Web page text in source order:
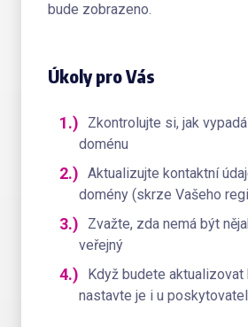
bude zobrazeno.
Úkoly pro Vás
Zkontrolujte si, jak
doménu
Aktualizujte kontaktní
domény (skrze Vašeho
Zvažte, zda nemá být
veřejný
Když budete aktualizovat
nastavte je i u